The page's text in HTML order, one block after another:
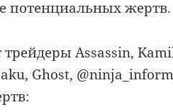
потенциальных жертв.
Assassin,
Ghost,